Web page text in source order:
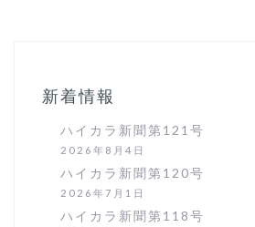
新着情報
ハイカラ新聞第121号
2026年8月4日
ハイカラ新聞第120号
2026年7月1日
ハイカラ新聞第118号